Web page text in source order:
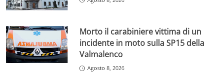
Morto il carabiniere vittima di un
incidente in moto sulla SP15 della
Valmalenco
Agosto 8, 2026